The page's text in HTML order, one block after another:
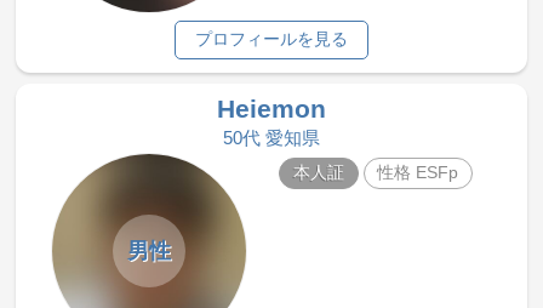
プロフィールを見る
Heiemon
50代 愛知県
男性
本人証 性格 ESFp